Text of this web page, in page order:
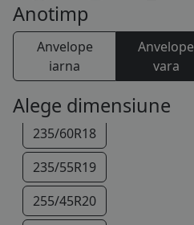
Anotimp
Anvelope
iarna
Anvelope
vara
Alege dimensiune
235/65R17
235/60R18
235/55R19
255/45R20